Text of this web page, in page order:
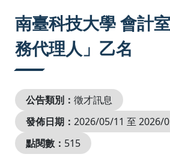
南臺科技大學 會計
務代理人」乙名
公告類別： 徵才訊息
發佈日期： 2026/05/11 至 2026/
點閱數： 515